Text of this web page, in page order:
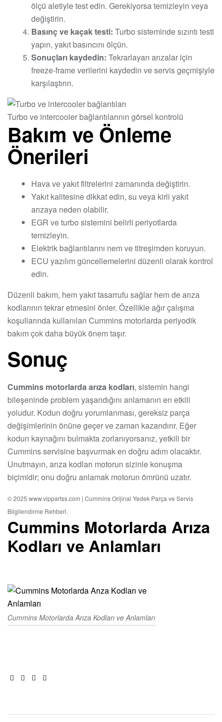
ölçü aletiyle test edin. Gerekiyorsa temizleyin veya
değiştirin.
Basınç ve kaçak testi: Turbo sisteminde sızıntı testi
yapın, yakıt basıncını ölçün.
Sonuçları kaydedin: Tekrarlayan arızalar için
freeze-frame verilerini kaydedin ve servis geçmişiyle
karşılaştırın.
Turbo ve intercooler bağlantılarının görsel kontrolü
Bakım ve Önleme
Önerileri
Hava ve yakıt filtrelerini zamanında değiştirin.
Yakıt kalitesine dikkat edin, su veya kirli yakıt
arızaya neden olabilir.
EGR ve turbo sistemini belirli periyotlarda
temizleyin.
Elektrik bağlantılarını nem ve titreşimden koruyun.
ECU yazılım güncellemelerini düzenli olarak kontrol
edin.
Düzenli bakım, hem yakıt tasarrufu sağlar hem de arıza
kodlarının tekrar etmesini önler. Özellikle ağır çalışma
koşullarında kullanılan Cummins motorlarda periyodik
bakım çok daha büyük önem taşır.
Sonuç
Cummins motorlarda arıza kodları, sistemin hangi
bileşeninde problem yaşandığını anlamanın en etkili
yoludur. Kodun doğru yorumlanması, gereksiz parça
değişimlerinin önüne geçer ve zaman kazandırır. Eğer
kodun kaynağını bulmakta zorlanıyorsanız, yetkili bir
Cummins servisine başvurmak en doğru adım olacaktır.
Unutmayın, arıza kodları motorun sizinle konuşma
biçimidir; onu doğru anlamak motorun ömrünü uzatır.
© 2025 www.vippartss.com | Cummins Orijinal Yedek Parça ve Servis
Bilgilendirme Rehberi.
Cummins Motorlarda Arıza
Kodları ve Anlamları
Cummins Motorlarda Arıza Kodları ve Anlamları
Facebook
TwitterLinkedin